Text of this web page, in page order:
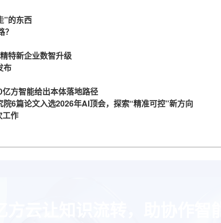
”的东西
特新企业数智升级
布
方智能给出本体落地路径
6篇论文入选2026年AI顶会，探索“精准可控”新方向
工作